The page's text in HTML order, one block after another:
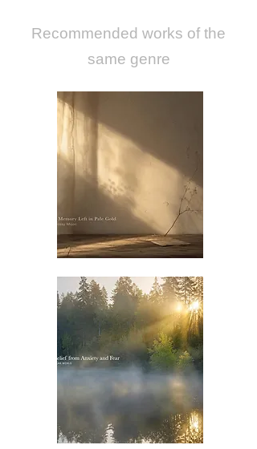
​Recommended works of the
same genre